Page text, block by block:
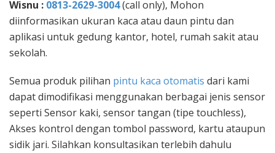
Wisnu : 0813-2629-3004(call only), Mohon
diinformasikan ukuran kaca atau daun pintu dan
aplikasi untuk gedung kantor, hotel, rumah sakit atau
sekolah.
Semua produk pilihan pintu kaca otomatis dari kami
dapat dimodifikasi menggunakan berbagai jenis sensor
seperti Sensor kaki, sensor tangan (tipe touchless),
Akses kontrol dengan tombol password, kartu ataupun
sidik jari. Silahkan konsultasikan terlebih dahulu